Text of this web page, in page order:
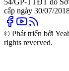
cấp ngày 30/07/
© Phát triển bởi
rights reverved.